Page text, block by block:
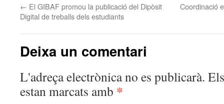
← El GIBAF promou la publicació del Dipòsit
Digital de treballs dels estudiants
Coordinació
Deixa un comentari
L'adreça electrònica no es publicarà.
estan marcats amb *